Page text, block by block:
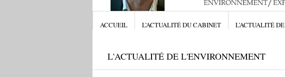
ACCUEIL L’ACTUALITÉ DU CABINET L’ACTUALITÉ
L'ACTUALITÉ DE L'ENVIRONNEMENT